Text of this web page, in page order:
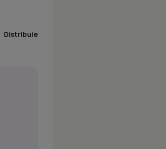
Distribuie